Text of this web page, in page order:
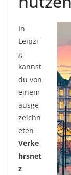
In
Leipzi
g
kannst
du von
einem
ausge
zeichn
eten
Verke
hrsnet
z